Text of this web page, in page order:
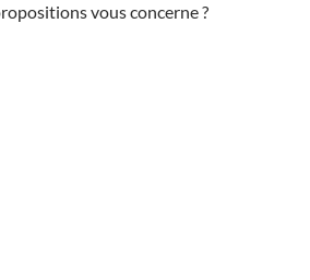
vous concerne ?